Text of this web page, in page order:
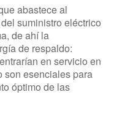
abastece al
suministro eléctrico
de ahí la
de respaldo:
en servicio en
son esenciales para
óptimo de las